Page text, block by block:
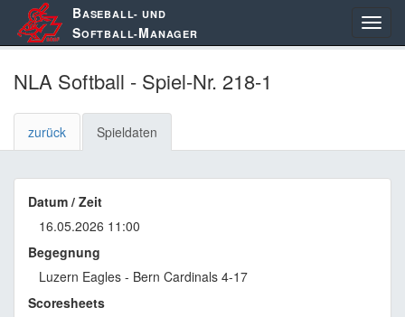
BASEBALL- UND
SOFTBALL-MANAGER
NLA Softball - Spiel-Nr. 218-1
zurück Spieldaten
Datum / Zeit
16.05.2026 11:00
Begegnung
Luzern Eagles - Bern Cardinals 4-17
Scoresheets